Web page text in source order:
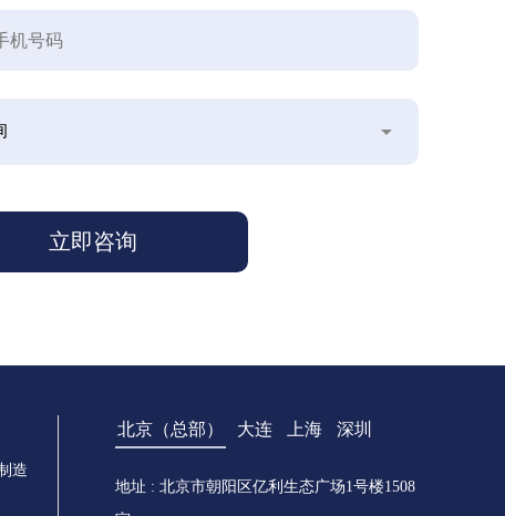
造
北京（总部） 大连 上海 深圳
地址 : 北京市朝阳区亿利生态广场1号楼1508